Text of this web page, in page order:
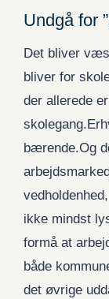
Undgå for
Det bliver
bliver for
der allerede
bærende.Og
ikke mindst
formå at
både
det øvrige